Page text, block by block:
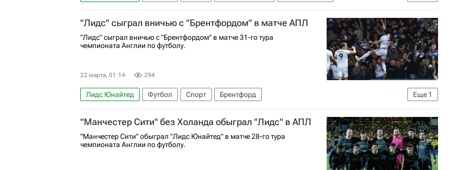
Вест Хэм Юнайтед
"Лидс" сыграл вничью с "Брентфордом" в матче АПЛ
"Лидс" сыграл вничью с "Брентфордом" в матче 31-го тура
чемпионата Англии по футболу.
22 марта, 01:14 294
Еще 1
Лидс Юнайтед Футбол Спорт
Брентфорд
АПЛ 2026-2027 (Чемпионат Англии по футболу)
"Манчестер Сити" без Холанда обыграл "Лидс" в АПЛ
"Манчестер Сити" обыграл "Лидс Юнайтед" в матче 28-го тура
чемпионата Англии по футболу.